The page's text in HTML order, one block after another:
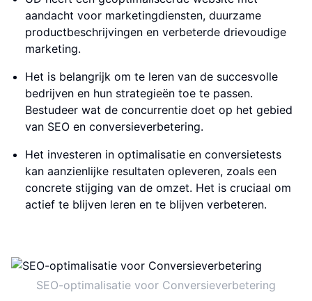
aandacht voor marketingdiensten, duurzame
productbeschrijvingen en verbeterde drievoudige
marketing.
Het is belangrijk om te leren van de succesvolle
bedrijven en hun strategieën toe te passen.
Bestudeer wat de concurrentie doet op het gebied
van SEO en conversieverbetering.
Het investeren in optimalisatie en conversietests
kan aanzienlijke resultaten opleveren, zoals een
concrete stijging van de omzet. Het is cruciaal om
actief te blijven leren en te blijven verbeteren.
SEO-optimalisatie voor Conversieverbetering